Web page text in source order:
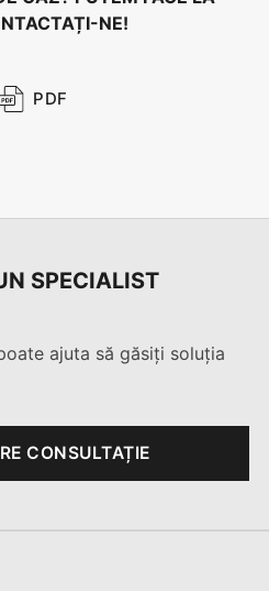
NE!
PDF
SPECIALIST
ajuta să găsiți soluția
CONSULTAȚIE